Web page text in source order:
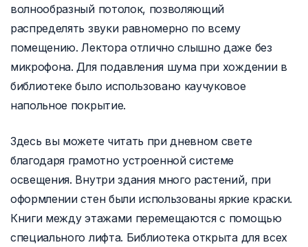
волнообразный потолок, позволяющий
распределять звуки равномерно по всему
помещению. Лектора отлично слышно даже без
микрофона. Для подавления шума при хождении в
библиотеке было использовано каучуковое
напольное покрытие.
Здесь вы можете читать при дневном свете
благодаря грамотно устроенной системе
освещения. Внутри здания много растений, при
оформлении стен были использованы яркие краски.
Книги между этажами перемещаются с помощью
специального лифта. Библиотека открыта для всех